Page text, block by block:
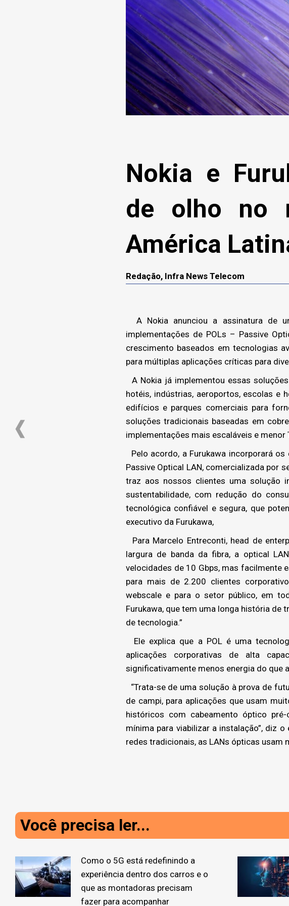
Nokia e
de olho no
América
Redação, Infra News Telecom
A Nokia anunciou a assinatura de
implementações de POLs – Passive
crescimento baseados em tecnologias
para múltiplas aplicações críticas para
A Nokia já implementou essas
hotéis, indústrias, aeroportos, escolas
edifícios e parques comerciais para
soluções tradicionais baseadas em
implementações mais escaláveis e
Pelo acordo, a Furukawa incorporará
Passive Optical LAN, comercializada por
traz aos nossos clientes uma solução
sustentabilidade, com redução do
tecnológica confiável e segura, que
executivo da Furukawa,
Para Marcelo Entreconti, head de
largura de banda da fibra, a optical
velocidades de 10 Gbps, mas facilmente
para mais de 2.200 clientes
webscale e para o setor público, em
Furukawa, que tem uma longa história de
de tecnologia.”
Ele explica que a POL é uma
aplicações corporativas de alta
significativamente menos energia do que
“Trata-se de uma solução à prova de
de campi, para aplicações que usam
históricos com cabeamento óptico
mínima para viabilizar a instalação”, diz
redes tradicionais, as LANs ópticas usam
Você precisa ler...
Como o 5G está redefinindo a
experiência dentro dos carros e o
que as montadoras precisam
fazer para acompanhar